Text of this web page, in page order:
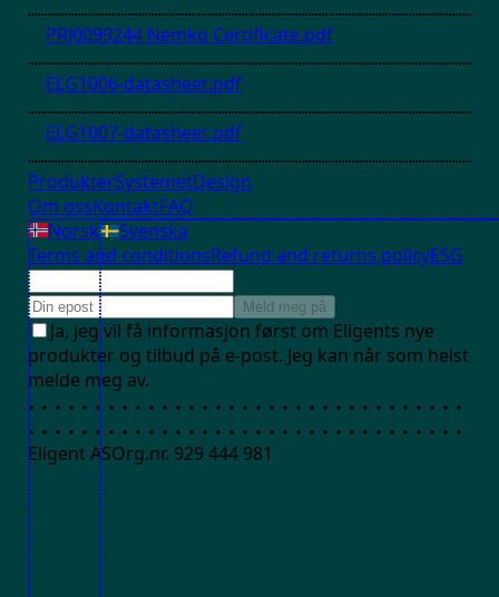
PRJ0099244 Nemko Certificate.pdf
ELG1006-datasheet.pdf
ELG1007-datasheet.pdf
ProdukterSystemetDesign
Om ossKontaktFAQ
Norsk
Svenska
Terms and conditionsRefund and returns policyESG
Meld meg på
Ja, jeg vil få informasjon først om Eligents nye
produkter og tilbud på e-post. Jeg kan når som helst
melde meg av.
Eligent ASOrg.nr. 929 444 981